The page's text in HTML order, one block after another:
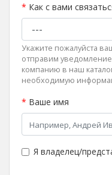
* Как с вами
Укажите пожалуйста
отправим
компанию в наш
необходимую
* Ваше имя
Я владелец/